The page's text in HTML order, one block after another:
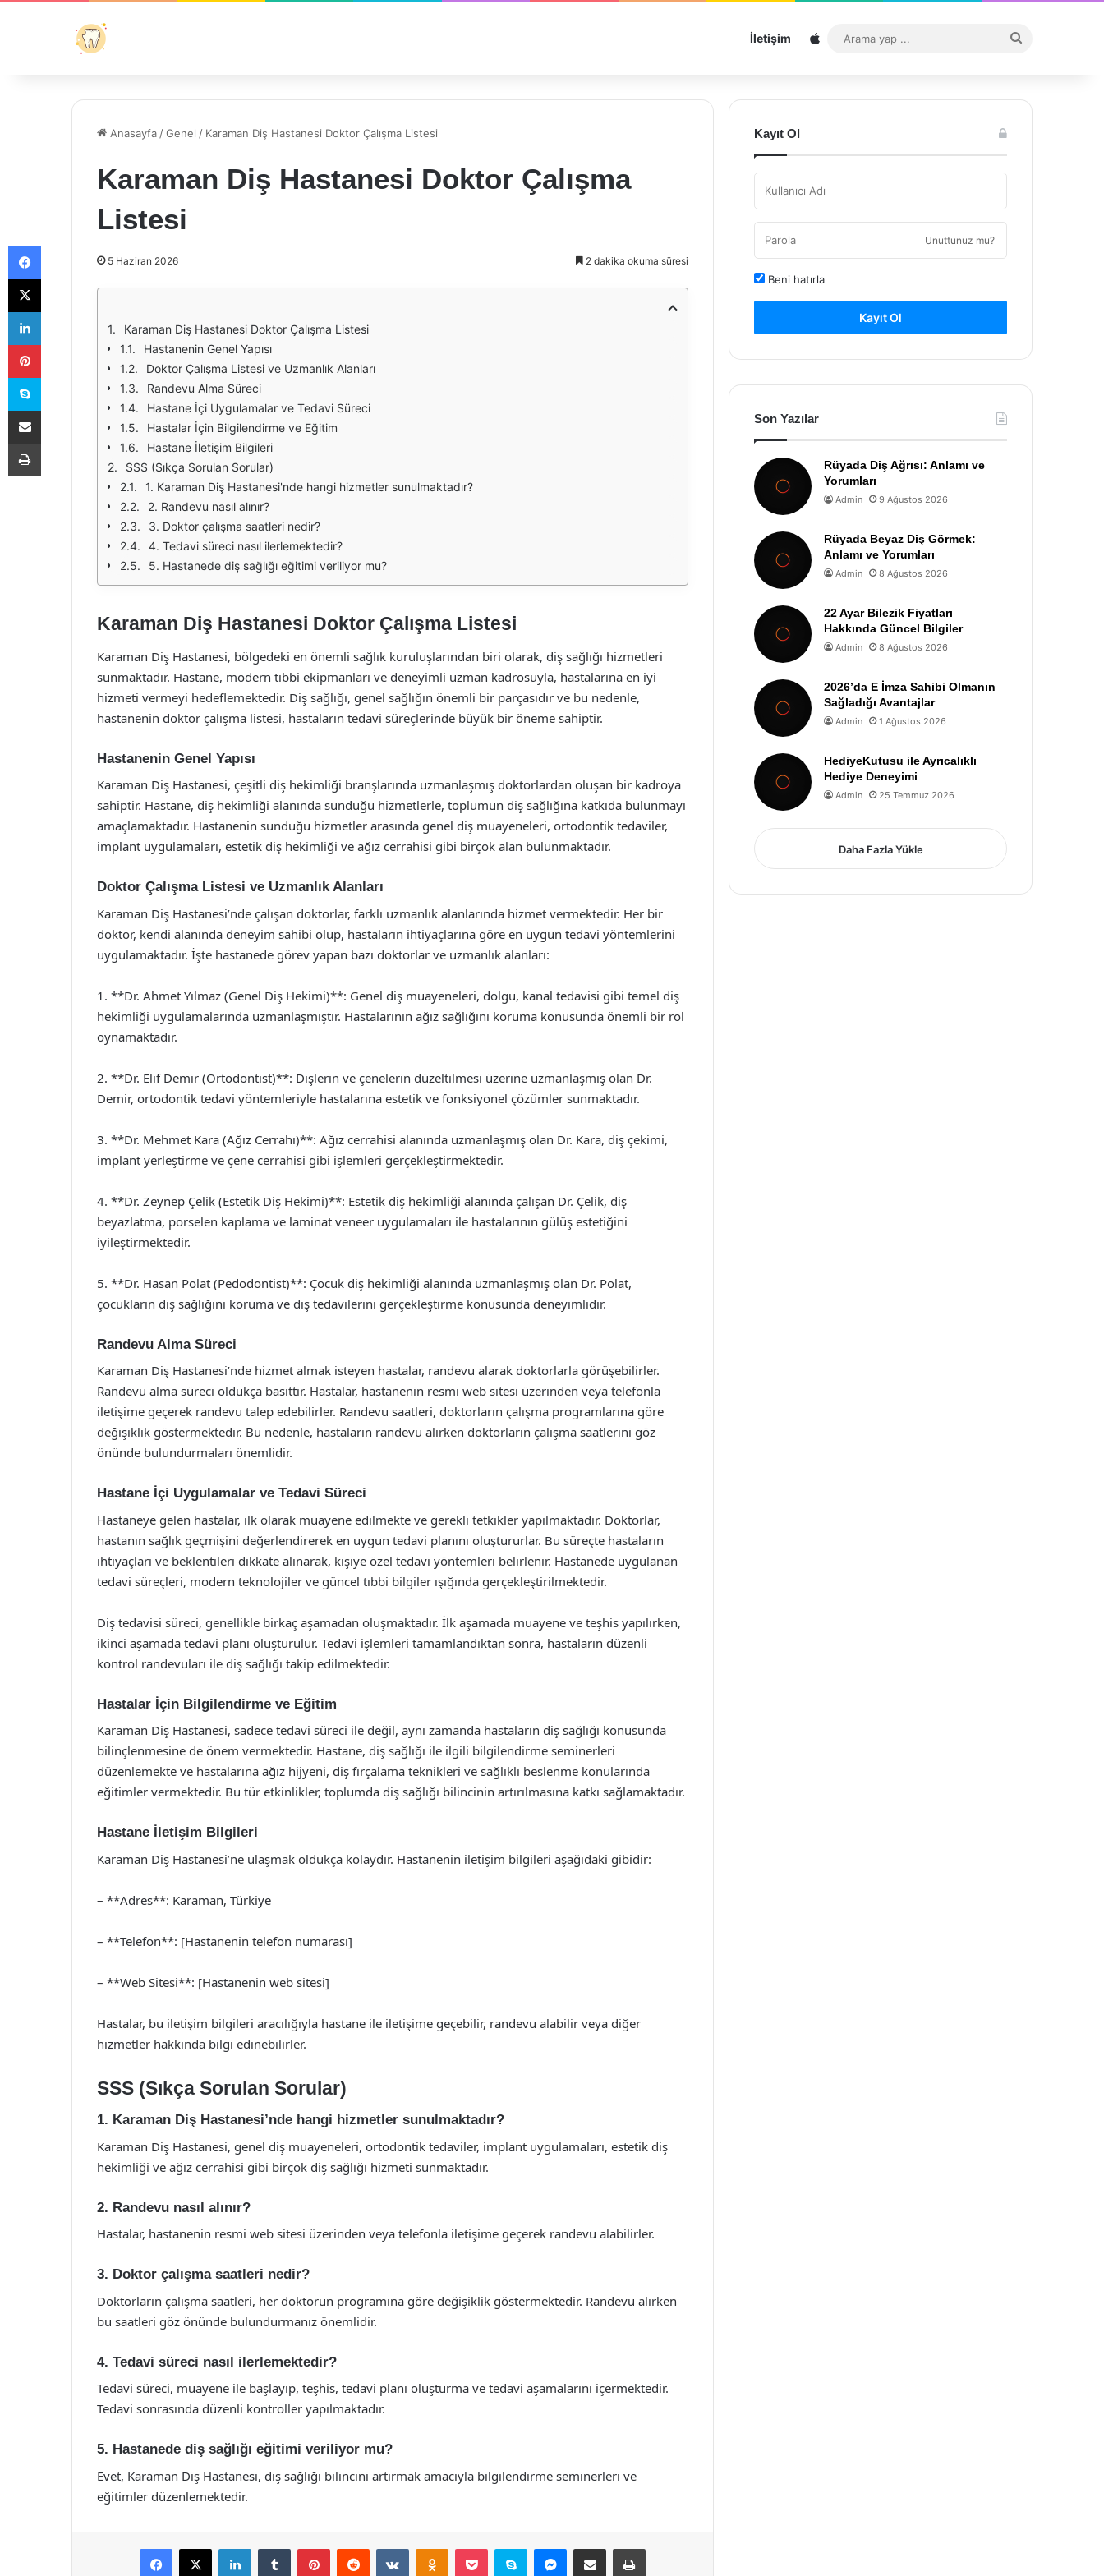
İletişim Sitemap
...
Anasayfa /Genel / Karaman Diş Hastanesi Doktor Çalışma Listesi
Karaman Diş Hastanesi Doktor Çalışma
Listesi
5 Haziran 2026 2 dakika okuma süresi
Karaman Diş Hastanesi Doktor Çalışma Listesi
Hastanenin Genel Yapısı
Doktor Çalışma Listesi ve Uzmanlık Alanları
Randevu Alma Süreci
Hastane İçi Uygulamalar ve Tedavi Süreci
Hastalar İçin Bilgilendirme ve Eğitim
Hastane İletişim Bilgileri
SSS (Sıkça Sorulan Sorular)
1. Karaman Diş Hastanesi'nde hangi hizmetler sunulmaktadır?
2. Randevu nasıl alınır?
3. Doktor çalışma saatleri nedir?
4. Tedavi süreci nasıl ilerlemektedir?
5. Hastanede diş sağlığı eğitimi veriliyor mu?
Karaman Diş Hastanesi Doktor Çalışma Listesi
Karaman Diş Hastanesi, bölgedeki en önemli sağlık kuruluşlarından biri olarak, diş sağlığı hizmetleri
sunmaktadır. Hastane, modern tıbbi ekipmanları ve deneyimli uzman kadrosuyla, hastalarına en iyi
hizmeti vermeyi hedeflemektedir. Diş sağlığı, genel sağlığın önemli bir parçasıdır ve bu nedenle,
hastanenin doktor çalışma listesi, hastaların tedavi süreçlerinde büyük bir öneme sahiptir.
Hastanenin Genel Yapısı
Karaman Diş Hastanesi, çeşitli diş hekimliği branşlarında uzmanlaşmış doktorlardan oluşan bir kadroya
sahiptir. Hastane, diş hekimliği alanında sunduğu hizmetlerle, toplumun diş sağlığına katkıda bulunmayı
amaçlamaktadır. Hastanenin sunduğu hizmetler arasında genel diş muayeneleri, ortodontik tedaviler,
implant uygulamaları, estetik diş hekimliği ve ağız cerrahisi gibi birçok alan bulunmaktadır.
Doktor Çalışma Listesi ve Uzmanlık Alanları
Karaman Diş Hastanesi’nde çalışan doktorlar, farklı uzmanlık alanlarında hizmet vermektedir. Her bir
doktor, kendi alanında deneyim sahibi olup, hastaların ihtiyaçlarına göre en uygun tedavi yöntemlerini
uygulamaktadır. İşte hastanede görev yapan bazı doktorlar ve uzmanlık alanları:
1. **Dr. Ahmet Yılmaz (Genel Diş Hekimi)**: Genel diş muayeneleri, dolgu, kanal tedavisi gibi temel diş
hekimliği uygulamalarında uzmanlaşmıştır. Hastalarının ağız sağlığını koruma konusunda önemli bir rol
oynamaktadır.
2. **Dr. Elif Demir (Ortodontist)**: Dişlerin ve çenelerin düzeltilmesi üzerine uzmanlaşmış olan Dr.
Demir, ortodontik tedavi yöntemleriyle hastalarına estetik ve fonksiyonel çözümler sunmaktadır.
3. **Dr. Mehmet Kara (Ağız Cerrahı)**: Ağız cerrahisi alanında uzmanlaşmış olan Dr. Kara, diş çekimi,
implant yerleştirme ve çene cerrahisi gibi işlemleri gerçekleştirmektedir.
4. **Dr. Zeynep Çelik (Estetik Diş Hekimi)**: Estetik diş hekimliği alanında çalışan Dr. Çelik, diş
beyazlatma, porselen kaplama ve laminat veneer uygulamaları ile hastalarının gülüş estetiğini
iyileştirmektedir.
5. **Dr. Hasan Polat (Pedodontist)**: Çocuk diş hekimliği alanında uzmanlaşmış olan Dr. Polat,
çocukların diş sağlığını koruma ve diş tedavilerini gerçekleştirme konusunda deneyimlidir.
Randevu Alma Süreci
Karaman Diş Hastanesi’nde hizmet almak isteyen hastalar, randevu alarak doktorlarla görüşebilirler.
Randevu alma süreci oldukça basittir. Hastalar, hastanenin resmi web sitesi üzerinden veya telefonla
iletişime geçerek randevu talep edebilirler. Randevu saatleri, doktorların çalışma programlarına göre
değişiklik göstermektedir. Bu nedenle, hastaların randevu alırken doktorların çalışma saatlerini göz
önünde bulundurmaları önemlidir.
Hastane İçi Uygulamalar ve Tedavi Süreci
Hastaneye gelen hastalar, ilk olarak muayene edilmekte ve gerekli tetkikler yapılmaktadır. Doktorlar,
hastanın sağlık geçmişini değerlendirerek en uygun tedavi planını oluştururlar. Bu süreçte hastaların
ihtiyaçları ve beklentileri dikkate alınarak, kişiye özel tedavi yöntemleri belirlenir. Hastanede uygulanan
tedavi süreçleri, modern teknolojiler ve güncel tıbbi bilgiler ışığında gerçekleştirilmektedir.
Diş tedavisi süreci, genellikle birkaç aşamadan oluşmaktadır. İlk aşamada muayene ve teşhis yapılırken,
ikinci aşamada tedavi planı oluşturulur. Tedavi işlemleri tamamlandıktan sonra, hastaların düzenli
kontrol randevuları ile diş sağlığı takip edilmektedir.
Hastalar İçin Bilgilendirme ve Eğitim
Karaman Diş Hastanesi, sadece tedavi süreci ile değil, aynı zamanda hastaların diş sağlığı konusunda
bilinçlenmesine de önem vermektedir. Hastane, diş sağlığı ile ilgili bilgilendirme seminerleri
düzenlemekte ve hastalarına ağız hijyeni, diş fırçalama teknikleri ve sağlıklı beslenme konularında
eğitimler vermektedir. Bu tür etkinlikler, toplumda diş sağlığı bilincinin artırılmasına katkı sağlamaktadır.
Hastane İletişim Bilgileri
Karaman Diş Hastanesi’ne ulaşmak oldukça kolaydır. Hastanenin iletişim bilgileri aşağıdaki gibidir:
– **Adres**: Karaman, Türkiye
– **Telefon**: [Hastanenin telefon numarası]
– **Web Sitesi**: [Hastanenin web sitesi]
Hastalar, bu iletişim bilgileri aracılığıyla hastane ile iletişime geçebilir, randevu alabilir veya diğer
hizmetler hakkında bilgi edinebilirler.
SSS (Sıkça Sorulan Sorular)
1. Karaman Diş Hastanesi’nde hangi hizmetler sunulmaktadır?
Karaman Diş Hastanesi, genel diş muayeneleri, ortodontik tedaviler, implant uygulamaları, estetik diş
hekimliği ve ağız cerrahisi gibi birçok diş sağlığı hizmeti sunmaktadır.
2. Randevu nasıl alınır?
Hastalar, hastanenin resmi web sitesi üzerinden veya telefonla iletişime geçerek randevu alabilirler.
3. Doktor çalışma saatleri nedir?
Doktorların çalışma saatleri, her doktorun programına göre değişiklik göstermektedir. Randevu alırken
bu saatleri göz önünde bulundurmanız önemlidir.
4. Tedavi süreci nasıl ilerlemektedir?
Tedavi süreci, muayene ile başlayıp, teşhis, tedavi planı oluşturma ve tedavi aşamalarını içermektedir.
Tedavi sonrasında düzenli kontroller yapılmaktadır.
5. Hastanede diş sağlığı eğitimi veriliyor mu?
Evet, Karaman Diş Hastanesi, diş sağlığı bilincini artırmak amacıyla bilgilendirme seminerleri ve
eğitimler düzenlemektedir.
Facebook
X LinkedInTumblr PinterestReddit VKontakteOdnoklassniki
Pocket Skype Messenger
E-Posta ile paylaş Yazdır
Kayıt Ol
Unuttunuz mu?
Beni hatırla
Kayıt Ol
Son Yazılar
Rüyada Diş Ağrısı: Anlamı ve
Yorumları
Admin 9 Ağustos 2026
Rüyada Beyaz Diş Görmek:
Anlamı ve Yorumları
Admin 8 Ağustos 2026
22 Ayar Bilezik Fiyatları
Hakkında Güncel Bilgiler
Admin 8 Ağustos 2026
2026’da E İmza Sahibi Olmanın
Sağladığı Avantajlar
Admin 1 Ağustos 2026
HediyeKutusu ile Ayrıcalıklı
Hediye Deneyimi
Admin 25 Temmuz 2026
Daha Fazla Yükle
Facebook
X
LinkedIn
Pinterest
Skype
E-Posta ile paylaş